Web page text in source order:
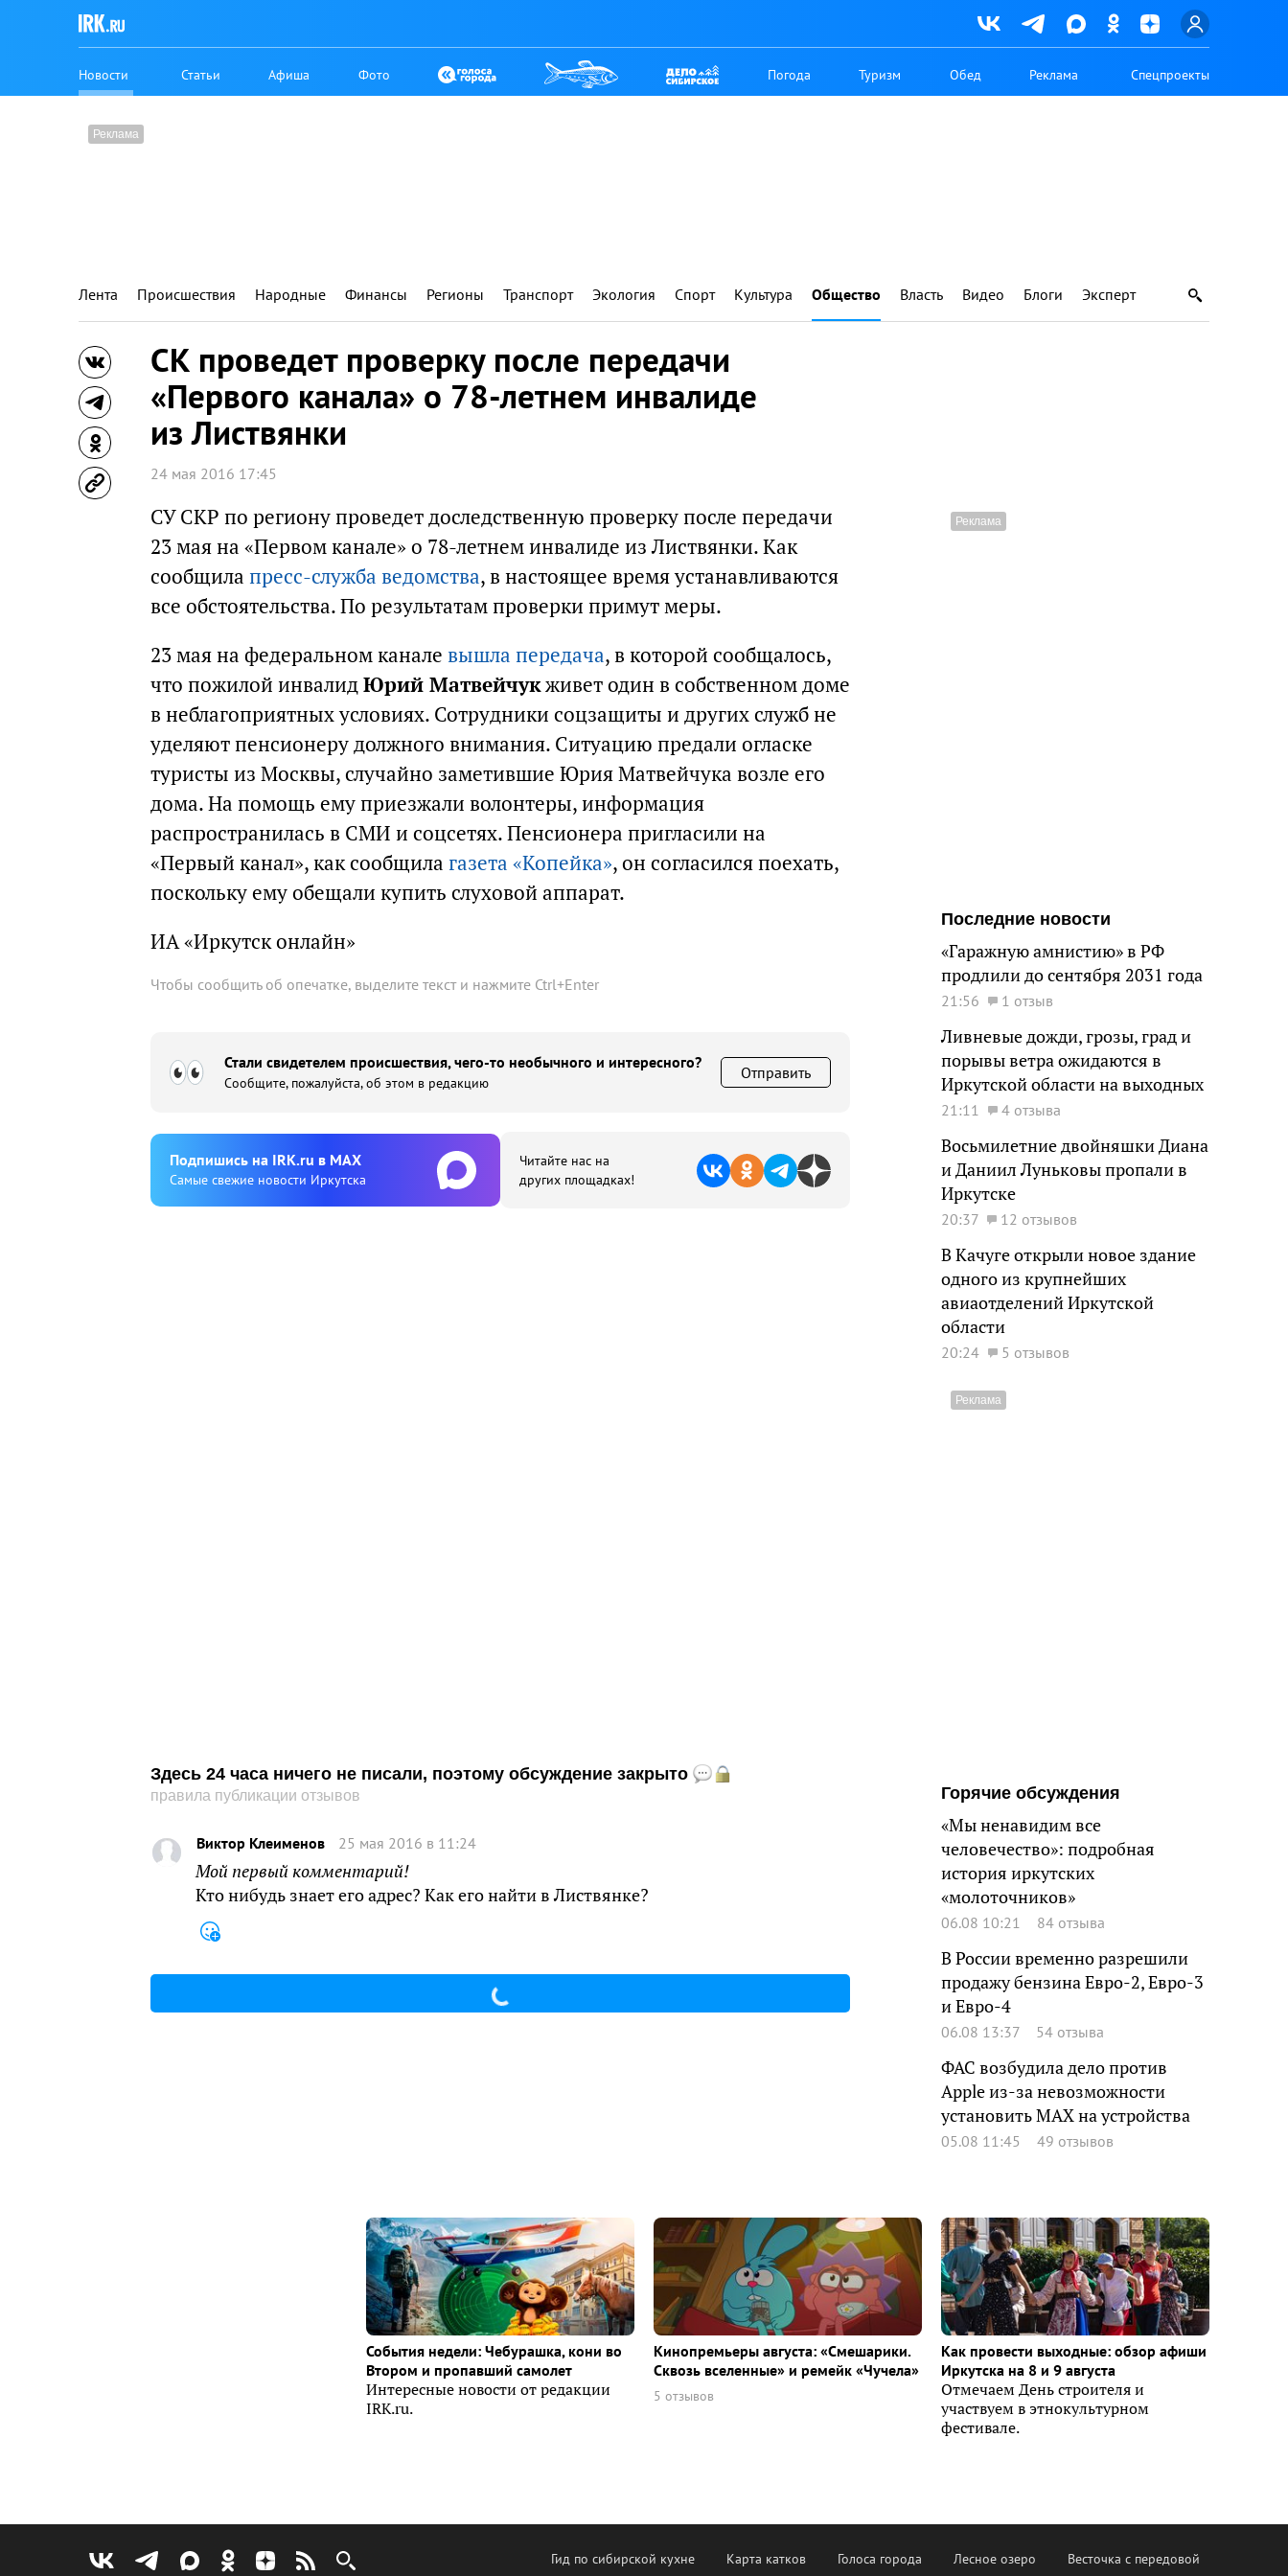
Новости Статьи Афиша Фото Погода Туризм Обед Реклама Спецпроекты
Лента Происшествия Народные Финансы Регионы Транспорт Экология Спорт Культура Общество Власть Видео Блоги Эксперт
СК проведет проверку после передачи
«Первого канала» о 78-летнем инвалиде
из Листвянки
24 мая 2016 17:45
СУ СКР по региону проведет доследственную проверку после передачи
23 мая на «Первом канале» о 78-летнем инвалиде из Листвянки. Как
сообщила пресс-служба ведомства, в настоящее время устанавливаются
все обстоятельства. По результатам проверки примут меры.
23 мая на федеральном канале вышла передача, в которой сообщалось,
что пожилой инвалидЮрий Матвейчукживет один в собственном доме
в неблагоприятных условиях. Сотрудники соцзащиты и других служб не
уделяют пенсионеру должного внимания. Ситуацию предали огласке
туристы из Москвы, случайно заметившие Юрия Матвейчука возле его
дома. На помощь ему приезжали волонтеры, информация
распространилась в СМИ и соцсетях. Пенсионера пригласили на
«Первый канал», как сообщила газета «Копейка», он согласился поехать,
поскольку ему обещали купить слуховой аппарат.
ИА «Иркутск онлайн»
Чтобы сообщить об опечатке, выделите текст и нажмите Ctrl+Enter
Стали свидетелем происшествия, чего-то необычного и интересного?
Сообщите, пожалуйста, об этом в редакцию
Отправить
Подпишиcь на IRK.ru в MAX
Cамые свежие новости Иркутска
Читайте нас на
других площадках!
Здесь 24 часа ничего не писали, поэтому обсуждение закрыто
правила публикации отзывов
Виктор Клеименов 25 мая 2016 в 11:24
Мой первый комментарий!
Кто нибудь знает его адрес? Как его найти в Листвянке?
Последние новости
«Гаражную амнистию» в РФ
продлили до сентября 2031 года
21:56 1 отзыв
Ливневые дожди, грозы, град и
порывы ветра ожидаются в
Иркутской области на выходных
21:11 4 отзыва
Восьмилетние двойняшки Диана
и Даниил Луньковы пропали в
Иркутске
20:37 12 отзывов
В Качуге открыли новое здание
одного из крупнейших
авиаотделений Иркутской
области
20:24 5 отзывов
Горячие обсуждения
«Мы ненавидим все
человечество»: подробная
история иркутских
«молоточников»
06.08 10:21 84 отзыва
В России временно разрешили
продажу бензина Евро-2, Евро-3
и Евро-4
06.08 13:37 54 отзыва
ФАС возбудила дело против
Apple из-за невозможности
установить MAX на устройства
05.08 11:45 49 отзывов
События недели: Чебурашка, кони во
Втором и пропавший самолет
Интересные новости от редакции
IRK.ru.
Кинопремьеры августа: «Смешарики.
Сквозь вселенные» и ремейк «Чучела»
5 отзывов
Как провести выходные: обзор афиши
Иркутска на 8 и 9 августа
Отмечаем День строителя и
участвуем в этнокультурном
фестивале.
Гид по сибирской кухне Карта катков Голоса города Лесное озеро Весточка с передовой